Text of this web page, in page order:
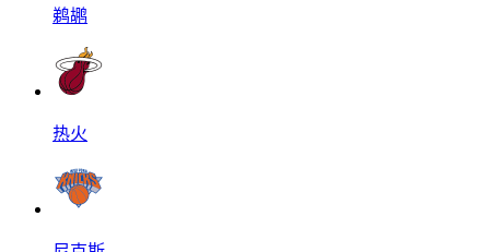
鹈鹕
热火